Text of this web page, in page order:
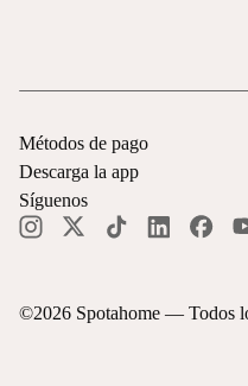
©2026 Spotahome — Todos
Métodos de pago
Descarga la app
Síguenos